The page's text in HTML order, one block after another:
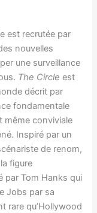
est recrutée par
nouvelles
une surveillance
The Circle est
décrit par
fondamentale
même conviviale
Inspiré par un
de renom,
figure
par Tom Hanks qui
Jobs par sa
rare qu’Hollywood